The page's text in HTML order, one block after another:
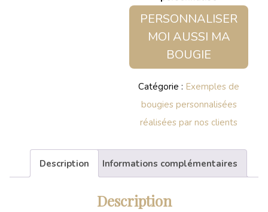
PERSONNALISER
MOI AUSSI MA
BOUGIE
Catégorie : Exemples de
bougies personnalisées
réalisées par nos clients
Description Informations complémentaires
Description